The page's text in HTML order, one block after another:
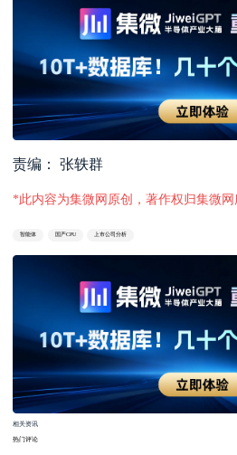
责编： 张轶群
*此内容为集微网原创，著作权归集微
智能体 国产CPU 上市公司分析
相关资讯
热门评论